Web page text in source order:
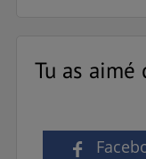
Tu as aimé